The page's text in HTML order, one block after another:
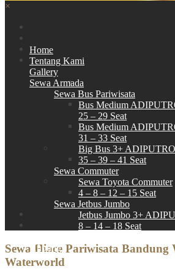
×
Home
Tentang Kami
Gallery
Sewa Armada
Sewa Bus Pariwisata
Bus Medium
25 – 29 Seat
Bus Medium
31 – 33 Seat
Big Bus 3+ ADIPUTRO
35 – 39 – 41 Seat
Sewa Commuter
Sewa Toyota Commuter
4 – 8 – 12 – 15 Seat
Sewa Jetbus Jumbo
Jetbus Jumbo 3+
8 – 14 – 18 Seat
Hubungi
Sewa Hiace Pariwisata Bandung
Waterworld